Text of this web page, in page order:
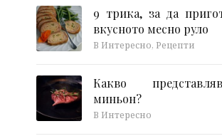
9 трика, за да
вкусното месно руло
В Интересно, Рецепти
Какво
миньон?
В Интересно